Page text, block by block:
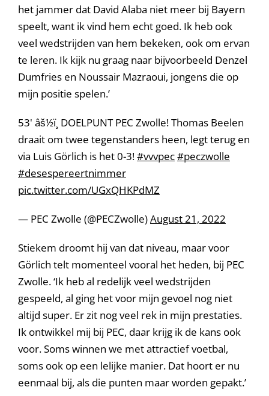
het jammer dat David Alaba niet meer bij Bayern
speelt, want ik vind hem echt goed. Ik heb ook
veel wedstrijden van hem bekeken, ook om ervan
te leren. Ik kijk nu graag naar bijvoorbeeld Denzel
Dumfries en Noussair Mazraoui, jongens die op
mijn positie spelen.’
53' âš½ï¸ DOELPUNT PEC Zwolle! Thomas Beelen
draait om twee tegenstanders heen, legt terug en
via Luis Görlich is het 0-3!#vvvpec#peczwolle
#desespereertnimmer
pic.twitter.com/UGxQHKPdMZ
— PEC Zwolle (@PECZwolle)August 21, 2022
Stiekem droomt hij van dat niveau, maar voor
Görlich telt momenteel vooral het heden, bij PEC
Zwolle. ‘Ik heb al redelijk veel wedstrijden
gespeeld, al ging het voor mijn gevoel nog niet
altijd super. Er zit nog veel rek in mijn prestaties.
Ik ontwikkel mij bij PEC, daar krijg ik de kans ook
voor. Soms winnen we met attractief voetbal,
soms ook op een lelijke manier. Dat hoort er nu
eenmaal bij, als die punten maar worden gepakt.’